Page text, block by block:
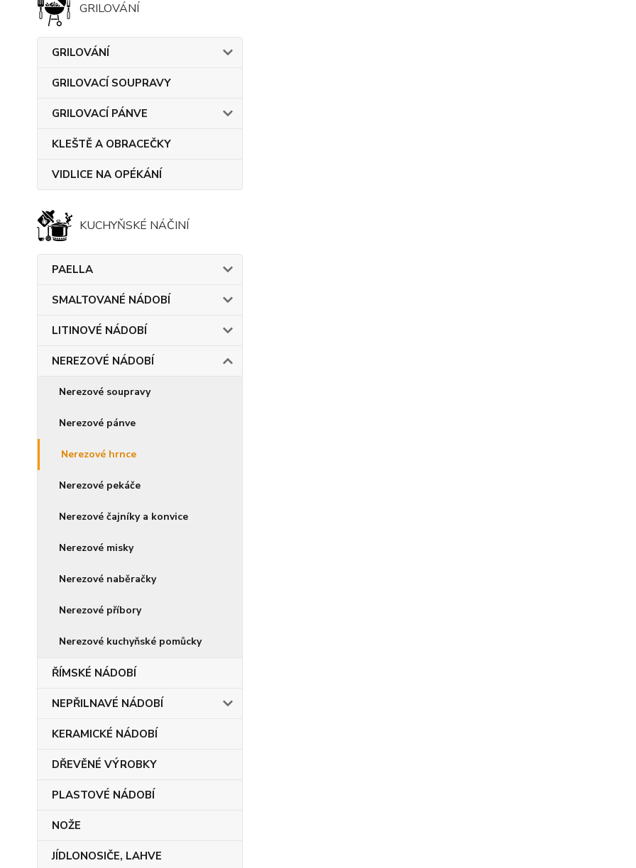
GRILOVÁNÍ
GRILOVÁNÍ
GRILOVACÍ SOUPRAVY
GRILOVACÍ PÁNVE
KLEŠTĚ A OBRACEČKY
VIDLICE NA OPÉKÁNÍ
KUCHYŇSKÉ NÁČINÍ
PAELLA
SMALTOVANÉ NÁDOBÍ
LITINOVÉ NÁDOBÍ
NEREZOVÉ NÁDOBÍ
Nerezové soupravy
Nerezové pánve
Nerezové hrnce
Nerezové pekáče
Nerezové čajníky a konvice
Nerezové misky
Nerezové naběračky
Nerezové příbory
Nerezové kuchyňské pomůcky
ŘÍMSKÉ NÁDOBÍ
NEPŘILNAVÉ NÁDOBÍ
KERAMICKÉ NÁDOBÍ
DŘEVĚNÉ VÝROBKY
PLASTOVÉ NÁDOBÍ
NOŽE
JÍDLONOSIČE, LAHVE